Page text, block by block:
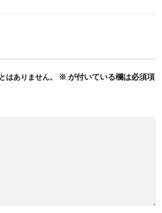
はありません。 ※ が付いている欄は必須項